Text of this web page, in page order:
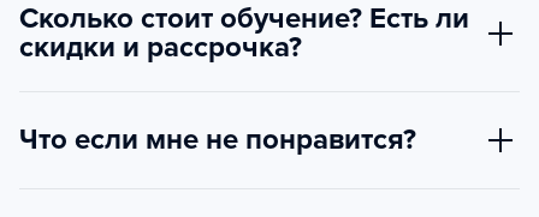
Сколько стоит обучение? Есть ли
скидки и рассрочка?
Что если мне не понравится?